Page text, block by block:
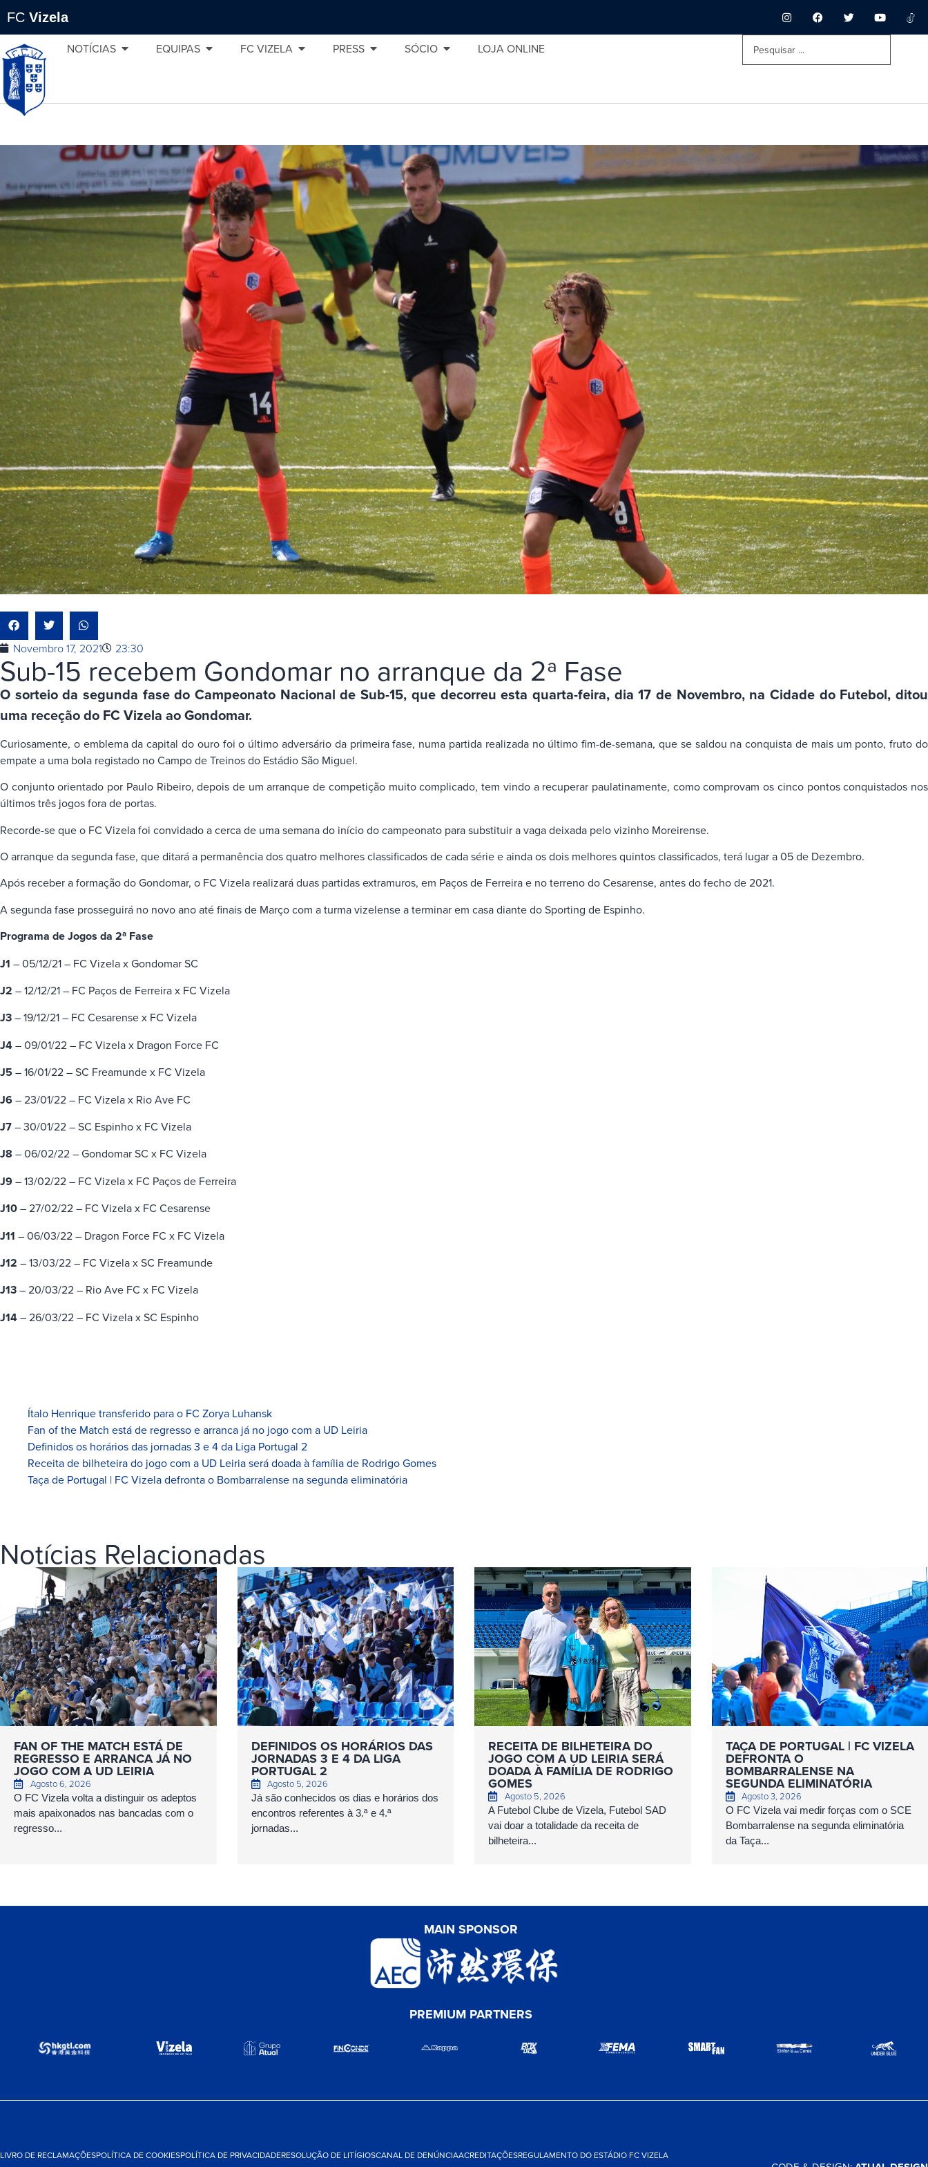
FC Vizela
NOTÍCIAS EQUIPAS FC VIZELA PRESS SÓCIO LOJA ONLINE
Novembro 17, 2021 23:30
Sub-15 recebem Gondomar no arranque da 2ª Fase
O sorteio da segunda fase do Campeonato Nacional de Sub-15, que decorreu esta quarta-feira, dia 17 de Novembro, na Cidade do Futebol, ditou
uma receção do FC Vizela ao Gondomar.
Curiosamente, o emblema da capital do ouro foi o último adversário da primeira fase, numa partida realizada no último fim-de-semana, que se saldou na conquista de mais um ponto, fruto do
empate a uma bola registado no Campo de Treinos do Estádio São Miguel.
O conjunto orientado por Paulo Ribeiro, depois de um arranque de competição muito complicado, tem vindo a recuperar paulatinamente, como comprovam os cinco pontos conquistados nos
últimos três jogos fora de portas.
Recorde-se que o FC Vizela foi convidado a cerca de uma semana do início do campeonato para substituir a vaga deixada pelo vizinho Moreirense.
O arranque da segunda fase, que ditará a permanência dos quatro melhores classificados de cada série e ainda os dois melhores quintos classificados, terá lugar a 05 de Dezembro.
Após receber a formação do Gondomar, o FC Vizela realizará duas partidas extramuros, em Paços de Ferreira e no terreno do Cesarense, antes do fecho de 2021.
A segunda fase prosseguirá no novo ano até finais de Março com a turma vizelense a terminar em casa diante do Sporting de Espinho.
Programa de Jogos da 2ª Fase
J1 – 05/12/21 – FC Vizela x Gondomar SC
J2 – 12/12/21 – FC Paços de Ferreira x FC Vizela
J3– 19/12/21 – FC Cesarense x FC Vizela
J4– 09/01/22 – FC Vizela x Dragon Force FC
J5 – 16/01/22 – SC Freamunde x FC Vizela
J6– 23/01/22 – FC Vizela x Rio Ave FC
J7– 30/01/22 – SC Espinho x FC Vizela
J8 – 06/02/22 – Gondomar SC x FC Vizela
J9– 13/02/22 – FC Vizela x FC Paços de Ferreira
J10– 27/02/22 – FC Vizela x FC Cesarense
J11 – 06/03/22 – Dragon Force FC x FC Vizela
J12 – 13/03/22 – FC Vizela x SC Freamunde
J13– 20/03/22 – Rio Ave FC x FC Vizela
J14– 26/03/22 – FC Vizela x SC Espinho
Ítalo Henrique transferido para o FC Zorya Luhansk
Fan of the Match está de regresso e arranca já no jogo com a UD Leiria
Definidos os horários das jornadas 3 e 4 da Liga Portugal 2
Receita de bilheteira do jogo com a UD Leiria será doada à família de Rodrigo Gomes
Taça de Portugal | FC Vizela defronta o Bombarralense na segunda eliminatória
Notícias Relacionadas
FAN OF THE MATCH ESTÁ DE
REGRESSO E ARRANCA JÁ NO
JOGO COM A UD LEIRIA
Agosto 6, 2026
O FC Vizela volta a distinguir os adeptos
mais apaixonados nas bancadas com o
regresso...
DEFINIDOS OS HORÁRIOS DAS
JORNADAS 3 E 4 DA LIGA
PORTUGAL 2
Agosto 5, 2026
Já são conhecidos os dias e horários dos
encontros referentes à 3.ª e 4.ª
jornadas...
RECEITA DE BILHETEIRA DO
JOGO COM A UD LEIRIA SERÁ
DOADA À FAMÍLIA DE RODRIGO
GOMES
Agosto 5, 2026
A Futebol Clube de Vizela, Futebol SAD
vai doar a totalidade da receita de
bilheteira...
TAÇA DE PORTUGAL | FC VIZELA
DEFRONTA O
BOMBARRALENSE NA
SEGUNDA ELIMINATÓRIA
Agosto 3, 2026
O FC Vizela vai medir forças com o SCE
Bombarralense na segunda eliminatória
da Taça...
MAIN SPONSOR
PREMIUM PARTNERS
LIVRO DE RECLAMAÇÕESPOLÍTICA DE COOKIESPOLÍTICA DE PRIVACIDADERESOLUÇÃO DE LITÍGIOSCANAL DE DENÚNCIAACREDITAÇÕESREGULAMENTO DO ESTÁDIO FC VIZELA